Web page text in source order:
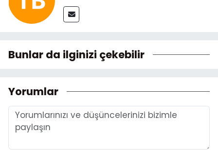
Bunlar da ilginizi çekebilir
Yorumlar